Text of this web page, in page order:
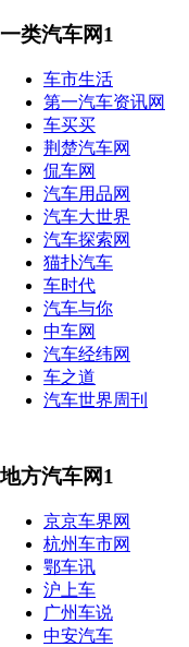
一类汽车网1
车市生活
第一汽车资讯网
车买买
荆楚汽车网
侃车网
汽车用品网
汽车大世界
汽车探索网
猫扑汽车
车时代
汽车与你
中车网
汽车经纬网
车之道
汽车世界周刊
地方汽车网1
京京车界网
杭州车市网
鄂车讯
沪上车
广州车说
中安汽车